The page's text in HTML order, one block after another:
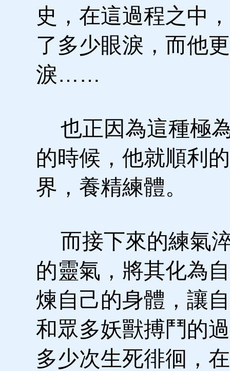
史，在這過程之中
了多少眼淚，而他
淚……
也正因為這種極
的時候，他就順利
界，養精練體。
而接下來的練氣
的靈氣，將其化為
煉自己的身體，讓
和眾多妖獸搏鬥的
多少次生死徘徊，